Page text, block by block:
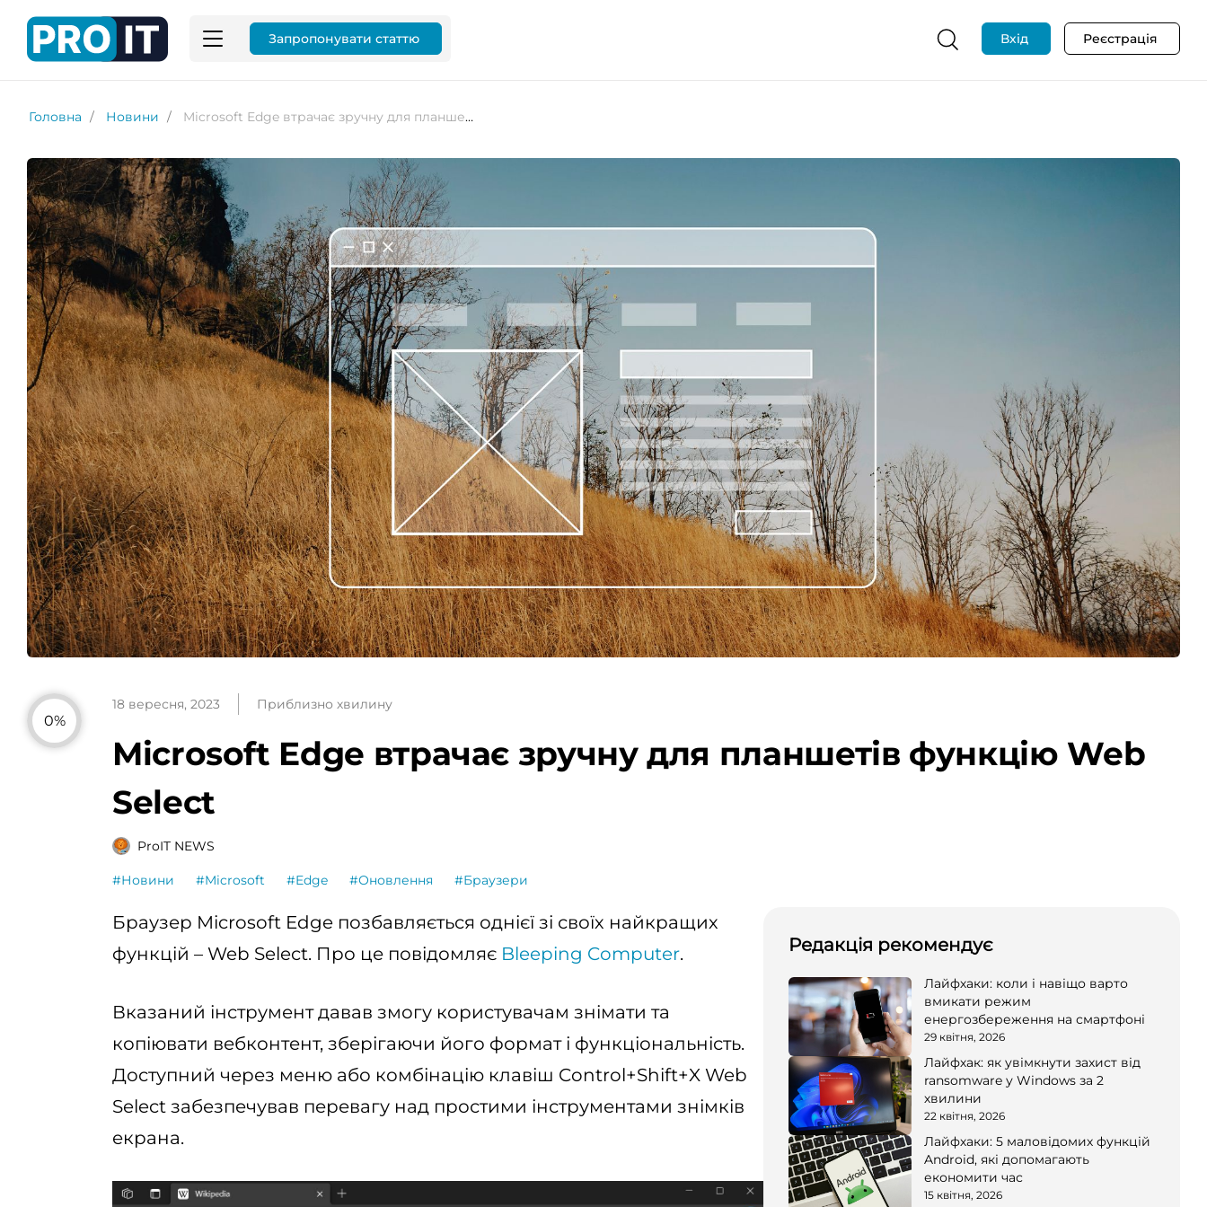
Запропонувати статтю Вхід Реєстрація
Головна Новини Microsoft Edge втрачає зручну для планшетів функцію Web Select
0%
18 вересня, 2023 Приблизно хвилину
Microsoft Edge втрачає зручну для планшетів функцію Web
Select
ProIT NEWS
#Новини #Microsoft #Edge #Оновлення #Браузери
Браузер Microsoft Edge позбавляється однієї зі своїх найкращих
функцій – Web Select. Про це повідомляє Bleeping Computer.
Вказаний інструмент давав змогу користувачам знімати та
копіювати вебконтент, зберігаючи його формат і функціональність.
Доступний через меню або комбінацію клавіш Control+Shift+X Web
Select забезпечував перевагу над простими інструментами знімків
екрана.
Редакція рекомендує
Лайфхаки: коли і навіщо варто
вмикати режим
енергозбереження на смартфоні
29 квітня, 2026
Лайфхак: як увімкнути захист від
ransomware у Windows за 2
хвилини
22 квітня, 2026
Лайфхаки: 5 маловідомих функцій
Android, які допомагають
економити час
15 квітня, 2026